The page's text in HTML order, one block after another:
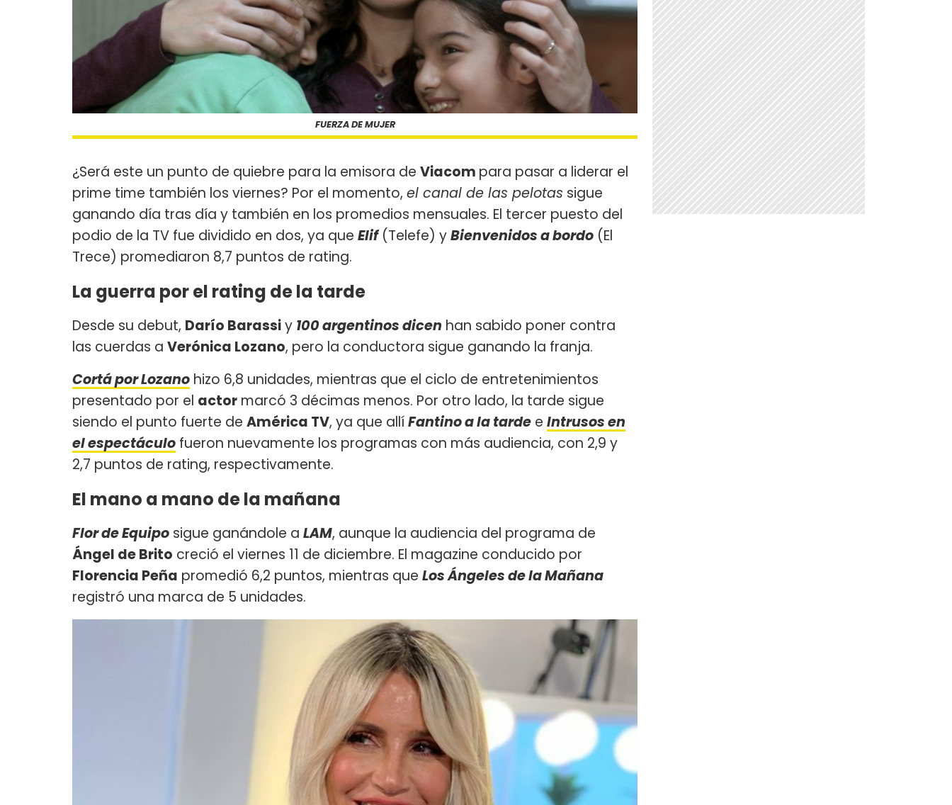
FUERZA DE MUJER
¿Será este un punto de quiebre para la emisora de Viacom para pasar a liderar el
prime time también los viernes? Por el momento, el canal de las pelotas sigue
ganando día tras día y también en los promedios mensuales. El tercer puesto del
podio de la TV fue dividido en dos, ya que Elif(Telefe) yBienvenidos a bordo (El
Trece) promediaron 8,7 puntos de rating.
La guerra por el rating de la tarde
Desde su debut, Darío Barassiy 100 argentinos dicen han sabido poner contra
las cuerdas a Verónica Lozano, pero la conductora sigue ganando la franja.
Cortá por Lozano hizo 6,8 unidades, mientras que el ciclo de entretenimientos
presentado por el actor marcó 3 décimas menos. Por otro lado, la tarde sigue
siendo el punto fuerte de América TV, ya que allíFantino a la tarde e Intrusos en
el espectáculo fueron nuevamente los programas con más audiencia, con 2,9 y
2,7 puntos de rating, respectivamente.
El mano a mano de la mañana
Flor de Equipo sigue ganándole a LAM, aunque la audiencia del programa de
Ángel de Brito creció el viernes 11 de diciembre. El magazine conducido por
Florencia Peña promedió 6,2 puntos, mientras que Los Ángeles de la Mañana
registró una marca de 5 unidades.